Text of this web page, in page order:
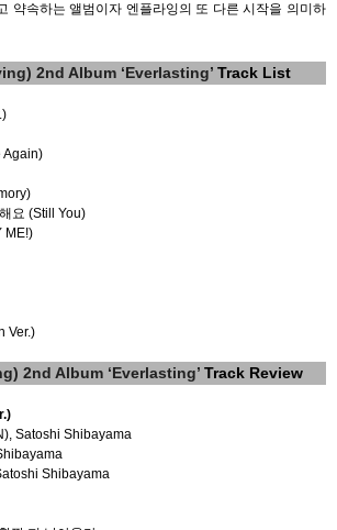
약속하는 앨범이자 엔플라잉의 또 다른 시작을 의미하
2nd Album ‘Everlasting’ Track List
Again)
요 (Still You)
ME!)
Ver.)
2nd Album ‘Everlasting’ Track Review
Satoshi Shibayama
Shibayama